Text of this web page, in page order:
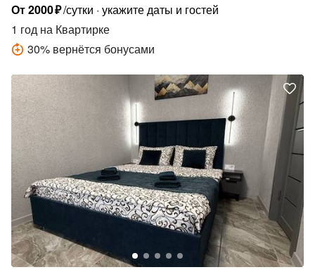
От2000₽/сутки укажите даты и гостей
1 год на Квартирке
30% вернётся бонусами